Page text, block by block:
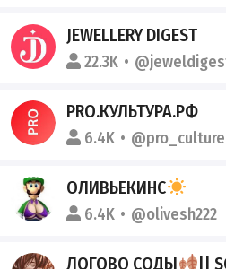
JEWELLERY DIGEST
22.3K
PRO.КУЛЬТУРА.РФ
6.4K
ОЛИВЬЕКИНС
6.4K @olivesh222
ЛОГОВО СОДЫ ||